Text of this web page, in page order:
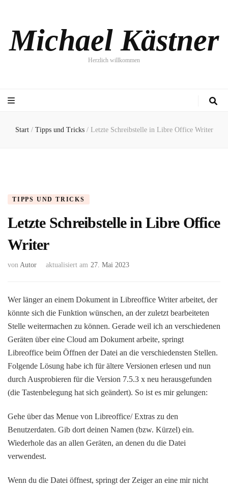
Michael Kästner
Herzlich willkommen
Start / Tipps und Tricks / Letzte Schreibstelle in Libre Office Writer
TIPPS UND TRICKS
Letzte Schreibstelle in Libre Office
Writer
von Autor aktualisiert am 27. Mai 2023
Wer länger an einem Dokument in Libreoffice Writer arbeitet, der
könnte sich die Funktion wünschen, an der zuletzt bearbeiteten
Stelle weitermachen zu können. Gerade weil ich an verschiedenen
Geräten über eine Cloud am Dokument arbeite, springt
Libreoffice beim Öffnen der Datei an die verschiedensten Stellen.
Folgende Lösung habe ich für ältere Versionen erlesen und nun
durch Ausprobieren für die Version 7.5.3 x neu herausgefunden
(die Tastenbelegung hat sich geändert). So ist es mir gelungen:
Gehe über das Menue von Libreoffice/ Extras zu den
Benutzerdaten. Gib dort deinen Namen (bzw. Kürzel) ein.
Wiederhole das an allen Geräten, an denen du die Datei
verwendest.
Wenn du die Datei öffnest, springt der Zeiger an eine mir nicht